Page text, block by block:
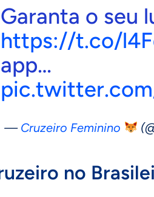
Garanta o seu
https://t.co/
app…
— Cruzeiro Feminino
no